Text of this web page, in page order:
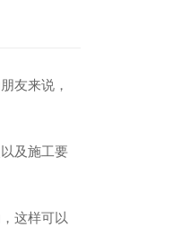
友来说，
及施工要
这样可以